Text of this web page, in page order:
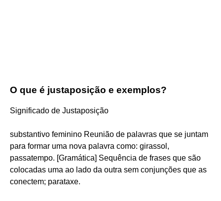
O que é justaposição e exemplos?
Significado de Justaposição
substantivo feminino Reunião de palavras que se juntam
para formar uma nova palavra como: girassol,
passatempo. [Gramática] Sequência de frases que são
colocadas uma ao lado da outra sem conjunções que as
conectem; parataxe.